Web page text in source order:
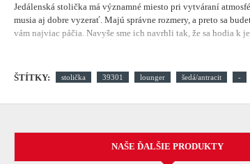
Jedálenská stolička má významné miesto pri vytváraní
musia aj dobre vyzerať. Majú správne rozmery, a preto sa
vám najviac páčia. Navyše sme ich navrhli tak, že sa hodia k
ŠTÍTKY: stolička 39301 lounger šedá/antracit -
NAŠE ĎALŠIE PRODUKTY